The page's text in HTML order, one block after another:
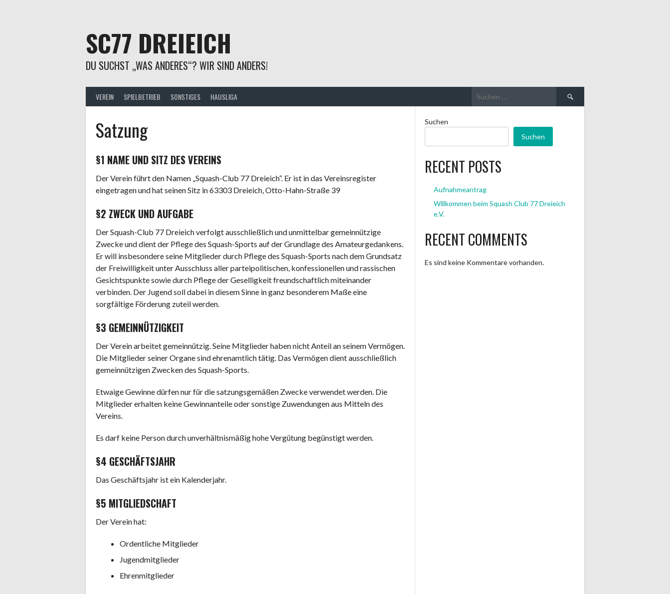
SC77 DREIEICH
DU SUCHST „WAS ANDERES“? WIR SIND ANDERS!
VEREIN SPIELBETRIEB SONSTIGES HAUSLIGA
Suche
nach:
Satzung
§1 NAME UND SITZ DES VEREINS
Der Verein führt den Namen „Squash-Club 77 Dreieich“. Er ist in das Vereinsregister
eingetragen und hat seinen Sitz in 63303 Dreieich, Otto-Hahn-Straße 39
§2 ZWECK UND AUFGABE
Der Squash-Club 77 Dreieich verfolgt ausschließlich und unmittelbar gemeinnützige
Zwecke und dient der Pflege des Squash-Sports auf der Grundlage des Amateurgedankens.
Er will insbesondere seine Mitglieder durch Pflege des Squash-Sports nach dem Grundsatz
der Freiwilligkeit unter Ausschluss aller parteipolitischen, konfessionellen und rassischen
Gesichtspunkte sowie durch Pflege der Geselligkeit freundschaftlich miteinander
verbinden. Der Jugend soll dabei in diesem Sinne in ganz besonderem Maße eine
sorgfältige Förderung zuteil werden.
§3 GEMEINNÜTZIGKEIT
Der Verein arbeitet gemeinnützig. Seine Mitglieder haben nicht Anteil an seinem Vermögen.
Die Mitglieder seiner Organe sind ehrenamtlich tätig. Das Vermögen dient ausschließlich
gemeinnützigen Zwecken des Squash-Sports.
Etwaige Gewinne dürfen nur für die satzungsgemäßen Zwecke verwendet werden. Die
Mitglieder erhalten keine Gewinnanteile oder sonstige Zuwendungen aus Mitteln des
Vereins.
Es darf keine Person durch unverhältnismäßig hohe Vergütung begünstigt werden.
§4 GESCHÄFTSJAHR
Das Geschäftsjahr ist ein Kalenderjahr.
§5 MITGLIEDSCHAFT
Der Verein hat:
Ordentliche Mitglieder
Jugendmitglieder
Ehrenmitglieder
Suchen
Suchen
RECENT POSTS
Aufnahmeantrag
Willkommen beim Squash Club 77 Dreieich
e.V.
RECENT COMMENTS
Es sind keine Kommentare vorhanden.